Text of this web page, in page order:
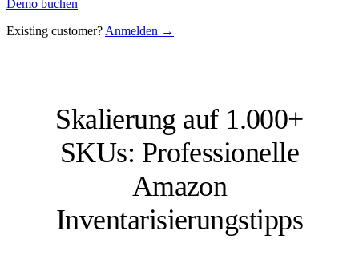
Demo buchen
Existing customer? Anmelden →
Skalierung auf 1.000+
SKUs: Professionelle
Amazon
Inventarisierungstipps